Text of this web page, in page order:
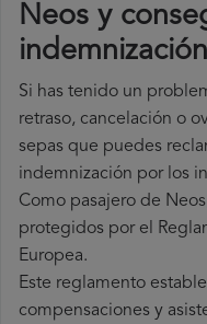
Neos y
indemnización
Si has tenido un
retraso, cancelación o
sepas que puedes
indemnización por los
Como pasajero de
protegidos por el
Europea.
Este reglamento
compensaciones y